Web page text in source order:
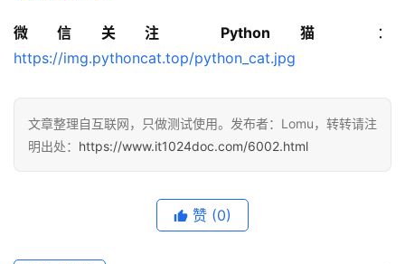
微信关注 Python猫
：
https://img.pythoncat.top/python_cat.jpg
文章整理自互联网，只做测试使用。发布者：Lomu，转转请注
明出处： https://www.it1024doc.com/6002.html
赞 (0)